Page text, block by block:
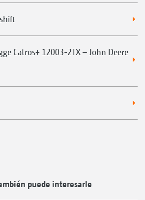
Catros+ 12003-2TX – John Deere
puede interesarle